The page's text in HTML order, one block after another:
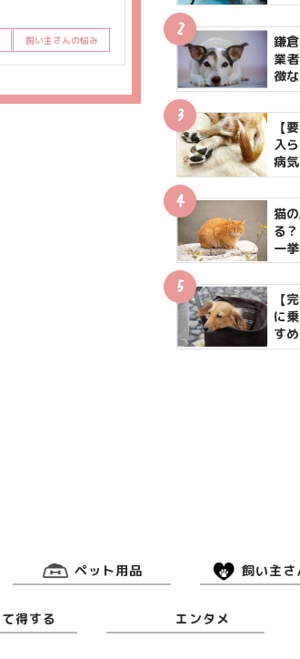
飼い主さんの悩み
鎌
業
徴
【
入
病
猫
る
一
【
に
す
ペット用品 飼い主さ
得する エンタメ